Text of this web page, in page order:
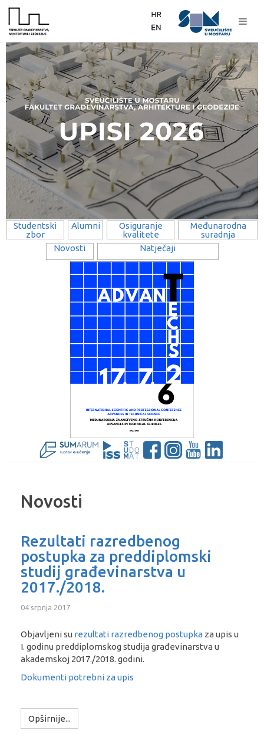
Studentski
zbor
Alumni
Osiguranje
kvalitete
Međunarodna
suradnja
Novosti
Natječaji
Novosti
Rezultati razredbenog
postupka za preddiplomski
studij građevinarstva u
2017./2018.
04 srpnja 2017
Objavljeni su rezultati razredbenog postupka za upis u
I. godinu preddiplomskog studija građevinarstva u
akademskoj 2017./2018. godini.
Dokumenti potrebni za upis
Opširnije...